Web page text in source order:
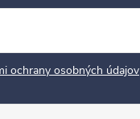
ochrany osobných údajov